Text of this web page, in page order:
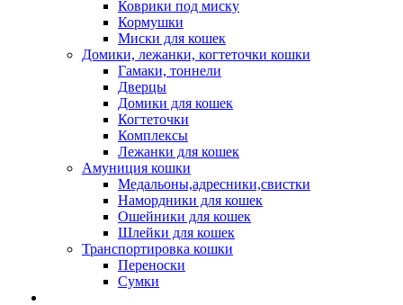
Коврики под миску
Кормушки
Миски для кошек
Домики, лежанки, когтеточки кошки
Гамаки, тоннели
Дверцы
Домики для кошек
Когтеточки
Комплексы
Лежанки для кошек
Амуниция кошки
Медальоны,адресники,свистки
Намордники для кошек
Ошейники для кошек
Шлейки для кошек
Транспортировка кошки
Переноски
Сумки